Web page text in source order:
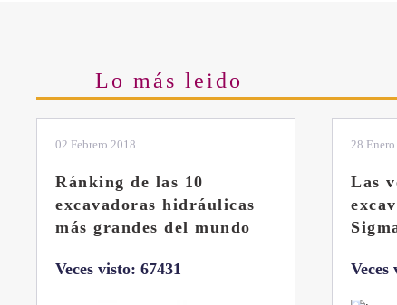
Lo más leido
28 Enero 2019
Las ventajas de la
excavadora Yanmar B7
Sigma-6
Veces visto: 32217
11
El